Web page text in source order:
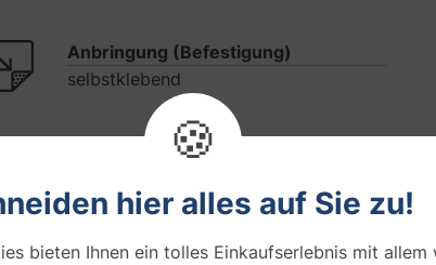
Anbringung (Befestigung)
selbstklebend
🍪
hier alles auf Sie zu!
bieten Ihnen ein tolles Einkaufserlebnis mit allem